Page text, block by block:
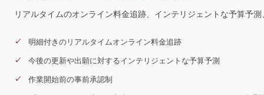
リアルタイムのオンライン料金追跡、インテリジェントな予算予
明細付きのリアルタイムオンライン料金追跡
今後の更新や出願に対するインテリジェントな予算予測
作業開始前の事前承認制